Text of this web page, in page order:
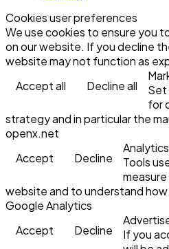
Cookies user preferences
We use cookies to ensure you
on our website. If you decline
website may not function as
Accept all
Decline all
Set
for
strategy and in particular the
openx.net
Accept
Decline
Analytics
Tools
website and to understand how
Google Analytics
Accept
Decline
If you